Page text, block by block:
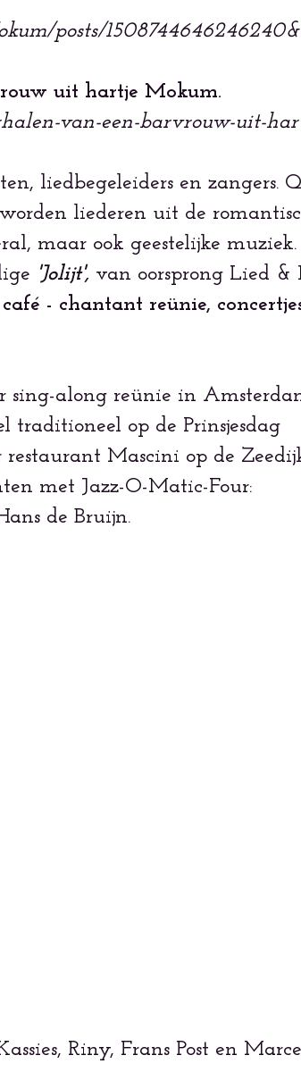
posts/
uit hartje Mokum.
van-een-barvrouw-uit-
liedbegeleiders en zangers.
liederen uit de
maar ook geestelijke
'Jolijt', van oorsprong Lied &
café - chantant reünie,
sing-along reünie in
op de Prinsjesdag
Mascini op de
met Jazz-O-Matic-Four:
de Bruijn.
Riny, Frans Post en